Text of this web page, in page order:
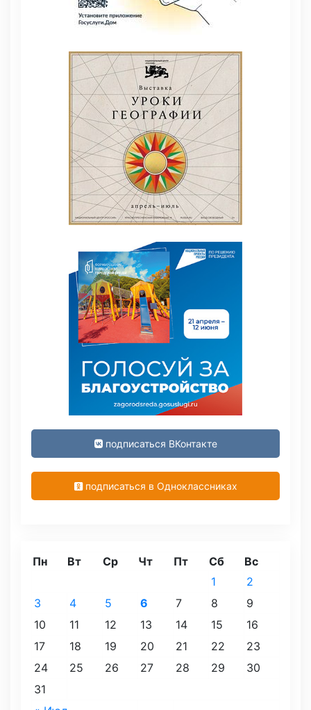
подписаться ВКонтакте
подписаться в Одноклассниках
Пн Вт Ср Чт Пт Сб Вс
1
2
3
4 5 6 7 8
9
10
11 12 13 14 15
16
17
18 19 20 21 22
23
24
25 26 27 28 29
30
31